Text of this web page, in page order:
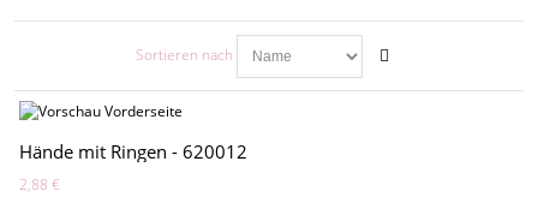
Sortieren nach
Hände mit Ringen - 620012
2,88 €